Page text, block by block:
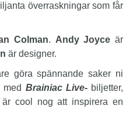
överraskningar som får
Colman. Andy Joyce är
är designer.
göra spännande saker ni
Brainiac Live-biljetter,
cool nog att inspirera en